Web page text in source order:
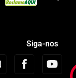
Siga-nos